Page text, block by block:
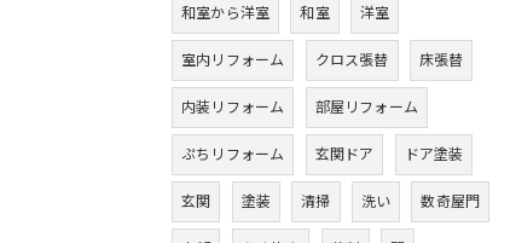
和室から洋室 和室 洋室
室内リフォーム クロス張替 床張替
内装リフォーム 部屋リフォーム
ぷちリフォーム 玄関ドア ドア塗装
玄関 塗装 清掃 洗い 数奇屋門